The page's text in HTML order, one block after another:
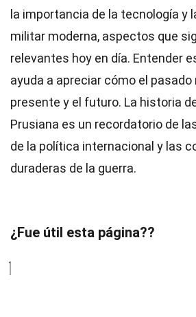
la importancia de la tecnología y
militar moderna, aspectos que
relevantes hoy en día. Entender
ayuda a apreciar cómo el pasado
presente y el futuro. La historia
Prusiana es un recordatorio de
de la política internacional y las
duraderas de la guerra.
¿Fue útil esta página??